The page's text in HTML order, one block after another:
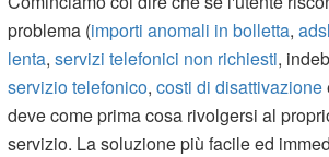
problema (importi anomali in bolletta,
lenta,servizi telefonici non richiesti,
servizio telefonico,costi di disattivazione
deve come prima cosa rivolgersi al
servizio. La soluzione più facile ed